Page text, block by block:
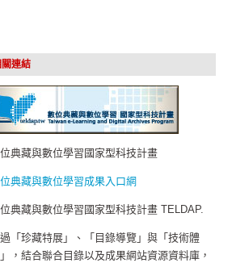
連結
典藏與數位學習國家型科技計畫
典藏與數位學習成果入口網
典藏與數位學習國家型科技計畫 TELDAP.
「珍藏特展」、「目錄導覽」與「技術體
，結合聯合目錄以及成果網站資源資料庫，